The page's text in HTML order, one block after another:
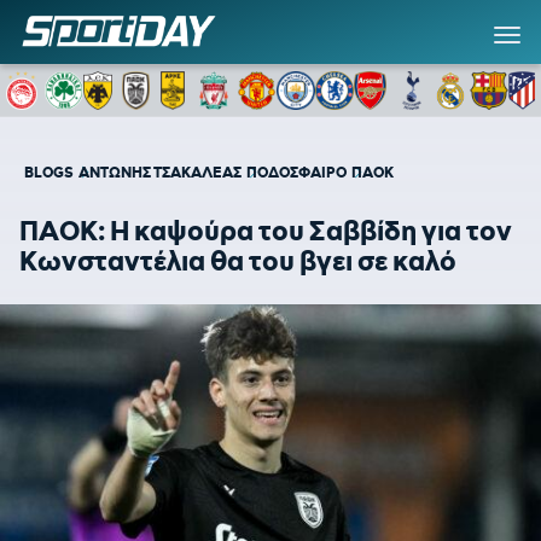
BLOGS ΑΝΤΩΝΗΣ ΤΣΑΚΑΛΕΑΣ ΠΟΔΟΣΦΑΙΡΟ ΠΑΟΚ
ΠΑΟΚ: Η καψούρα του Σαββίδη για τον
Κωνσταντέλια θα του βγει σε καλό